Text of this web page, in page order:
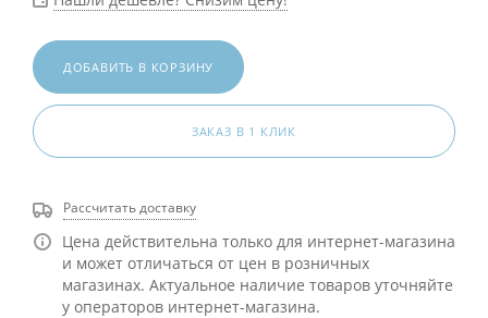
ДОБАВИТЬ В КОРЗИНУ
ЗАКАЗ В 1 КЛИК
Рассчитать доставку
Цена действительна только для интернет-магазина
и может отличаться от цен в розничных
магазинах. Актуальное наличие товаров уточняйте
у операторов интернет-магазина.